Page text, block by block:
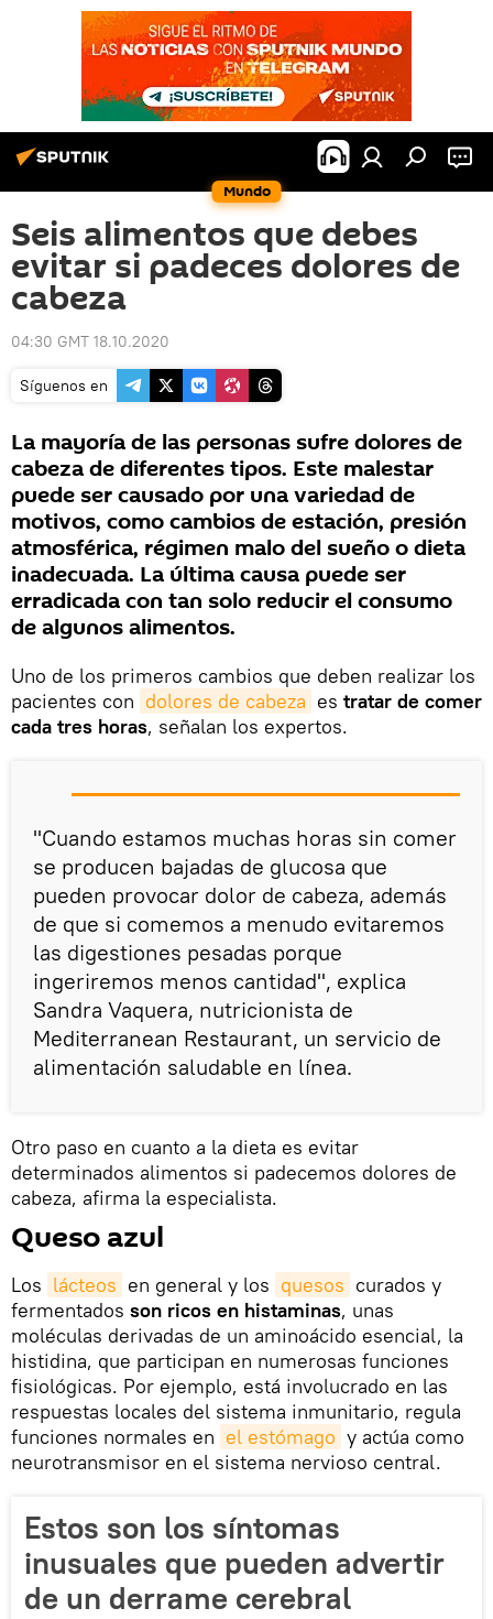
Mundo
Seis alimentos que debes
evitar si padeces dolores de
cabeza
04:30 GMT 18.10.2020
Síguenos en
La mayoría de las personas sufre dolores de
cabeza de diferentes tipos. Este malestar
puede ser causado por una variedad de
motivos, como cambios de estación, presión
atmosférica, régimen malo del sueño o dieta
inadecuada. La última causa puede ser
erradicada con tan solo reducir el consumo
de algunos alimentos.
Uno de los primeros cambios que deben realizar los
pacientes con dolores de cabeza es tratar de comer
cada tres horas, señalan los expertos.
"Cuando estamos muchas horas sin comer
se producen bajadas de glucosa que
pueden provocar dolor de cabeza, además
de que si comemos a menudo evitaremos
las digestiones pesadas porque
ingeriremos menos cantidad", explica
Sandra Vaquera, nutricionista de
Mediterranean Restaurant, un servicio de
alimentación saludable en línea.
Otro paso en cuanto a la dieta es evitar
determinados alimentos si padecemos dolores de
cabeza, afirma la especialista.
Queso azul
Los lácteos en general y los quesos curados y
fermentados son ricos en histaminas, unas
moléculas derivadas de un aminoácido esencial, la
histidina, que participan en numerosas funciones
fisiológicas. Por ejemplo, está involucrado en las
respuestas locales del sistema inmunitario, regula
funciones normales en el estómago y actúa como
neurotransmisor en el sistema nervioso central.
Estos son los síntomas
inusuales que pueden advertir
de un derrame cerebral